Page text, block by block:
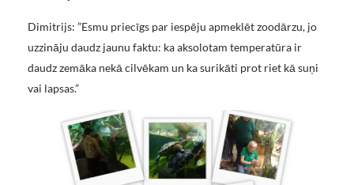
Dimitrijs: ”Esmu priecīgs par iespēju apmeklēt zoodārzu, jo
uzzināju daudz jaunu faktu: ka aksolotam temperatūra ir
daudz zemāka nekā cilvēkam un ka surikāti prot riet kā suņi
vai lapsas.”